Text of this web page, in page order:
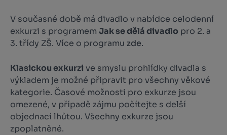
V současné době má divadlo v nabídce celodenní
exkurzi s programem Jak se dělá divadlo pro 2. a
3. třídy ZŠ. Více o programu zde.
Klasickou exkurzive smyslu prohlídky divadla s
výkladem je možné připravit pro všechny věkové
kategorie. Časové možnosti pro exkurze jsou
omezené, v případě zájmu počítejte s delší
objednací lhůtou. Všechny exkurze jsou
zpoplatněné.